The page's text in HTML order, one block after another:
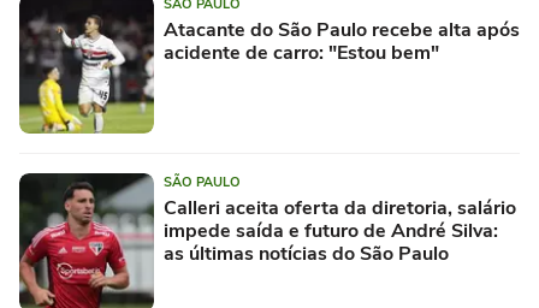
SÃO PAULO
Atacante do São Paulo recebe alta após
acidente de carro: "Estou bem"
SÃO PAULO
Calleri aceita oferta da diretoria, salário
impede saída e futuro de André Silva:
as últimas notícias do São Paulo